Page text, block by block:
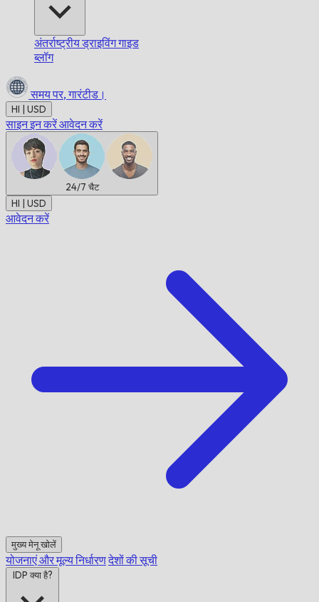
अंतर्राष्ट्रीय ड्राइविंग गाइड
ब्लॉग
समय पर, गारंटीड।
HI | USD
साइन इन करेंआवेदन करें
24/7 चैट
HI | USD
आवेदन करें
मुख्य मेनू खोलें
योजनाएं और मूल्य निर्धारणदेशों की सूची
IDP क्या है?